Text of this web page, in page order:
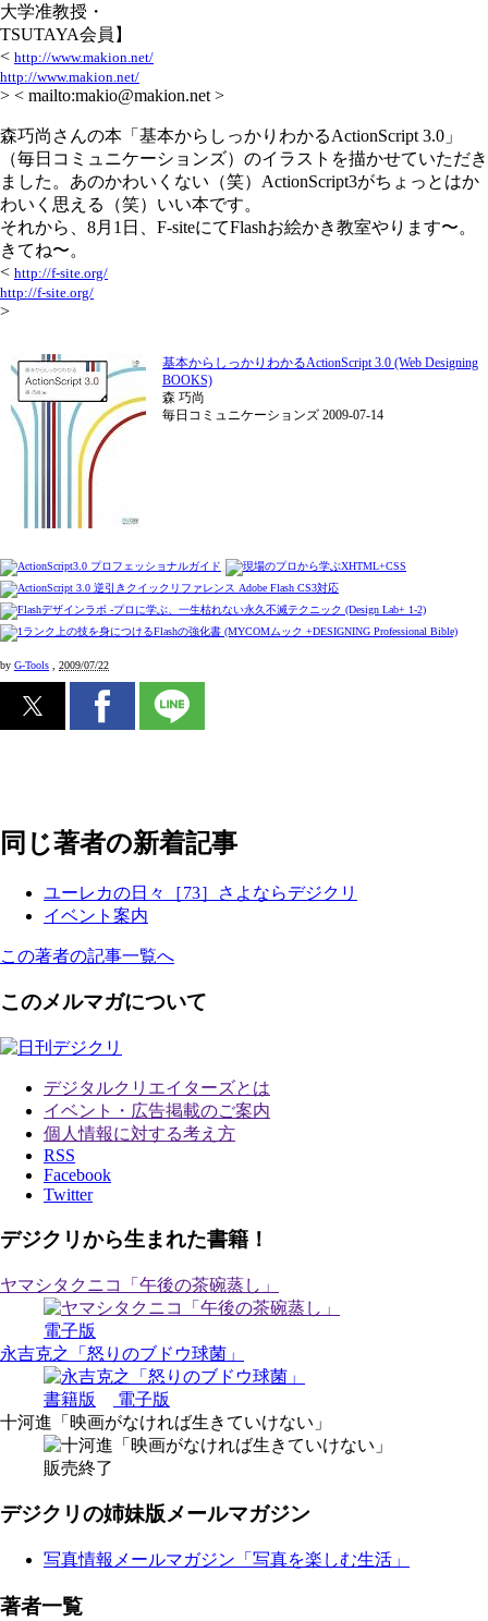
大学准教授・
TSUTAYA会員】
< http://www.makion.net/
http://www.makion.net/
> < mailto:makio@makion.net >
森巧尚さんの本「基本からしっかりわかるActionScript 3.0」
（毎日コミュニケーションズ）のイラストを描かせていただき
ました。あのかわいくない（笑）ActionScript3がちょっとはか
わいく思える（笑）いい本です。
それから、8月1日、F-siteにてFlashお絵かき教室やります〜。
きてね〜。
< http://f-site.org/
http://f-site.org/
>
基本からしっかりわかるActionScript 3.0 (Web Designing
BOOKS)
森 巧尚
毎日コミュニケーションズ 2009-07-14
by G-Tools 2009/07/22
同じ著者の新着記事
ユーレカの日々［73］さよならデジクリ
イベント案内
この著者の記事一覧へ
このメルマガについて
デジタルクリエイターズとは
イベント・広告掲載のご案内
個人情報に対する考え方
RSS
Facebook
Twitter
デジクリから生まれた書籍！
ヤマシタクニコ「午後の茶碗蒸し」
電子版
永吉克之「怒りのブドウ球菌」
書籍版
電子版
十河進「映画がなければ生きていけない」
販売終了
デジクリの姉妹版メールマガジン
写真情報メールマガジン「写真を楽しむ生活」
著者一覧